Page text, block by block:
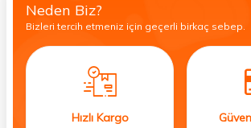
Neden Biz?
Bizleri tercih etmeniz için geçerli birkaç sebep.
Hızlı Kargo